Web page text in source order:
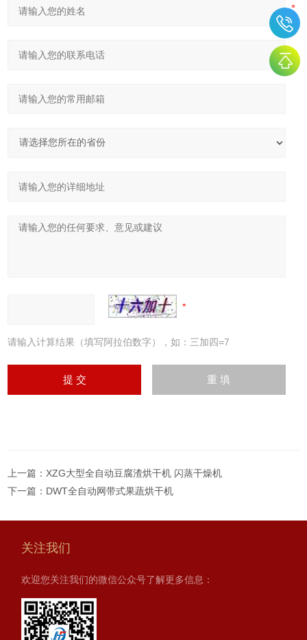
请输入计算结果（填写阿拉伯数字），如：三加四=7
上一篇：XZG大型全自动豆腐渣烘干机 闪蒸干燥机
下一篇： DWT全自动网带式果蔬烘干机
关注我们
欢迎您关注我们的微信公众号了解更多信息：